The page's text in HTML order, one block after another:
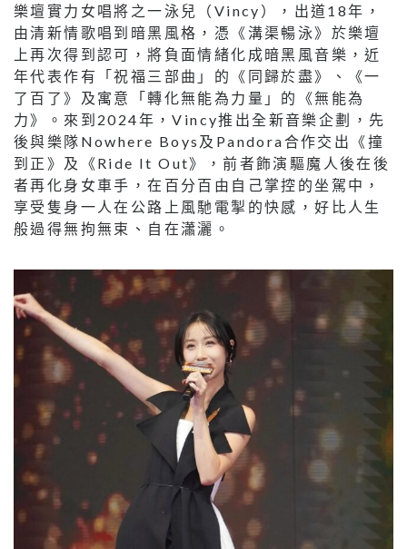
樂壇實力女唱將之一泳兒（Vincy），出道18年，
由清新情歌唱到暗黑風格，憑《溝渠暢泳》於樂壇
上再次得到認可，將負面情緒化成暗黑風音樂，近
年代表作有「祝福三部曲」的《同歸於盡》、《一
了百了》及寓意「轉化無能為力量」的《無能為
力》。來到2024年，Vincy推出全新音樂企劃，先
後與樂隊Nowhere Boys及Pandora合作交出《撞
到正》及《Ride It Out》，前者飾演驅魔人後在後
者再化身女車手，在百分百由自己掌控的坐駕中，
享受隻身一人在公路上風馳電掣的快感，好比人生
般過得無拘無束、自在瀟灑。